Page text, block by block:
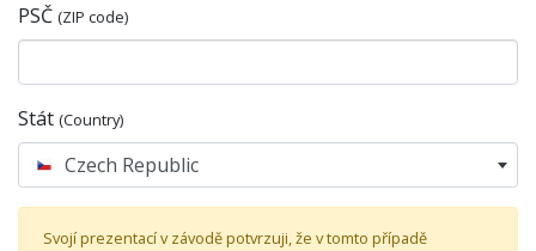
PSČ (ZIP code)
Stát (Country)
Czech Republic
Svojí prezentací v závodě potvrzuji, že v tomto případě